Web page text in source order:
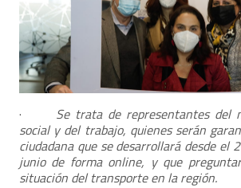
· Se trata de representantes del
social y del trabajo, quienes serán
ciudadana que se desarrollará desde el
junio de forma online, y que
situación del transporte en la región.